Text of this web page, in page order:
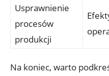
Usprawnienie
procesów
produkcji
Na koniec, warto